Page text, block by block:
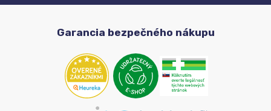
Garancia bezpečného nákupu